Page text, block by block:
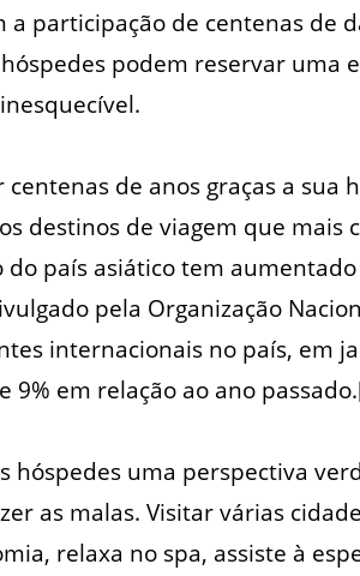
a participação de centenas de
podem reservar uma
de anos graças a sua
destinos de viagem que mais
país asiático tem
pela Organização
internacionais no país, em
em relação ao ano
hóspedes uma perspectiva
as malas. Visitar várias
relaxa no spa, assiste à